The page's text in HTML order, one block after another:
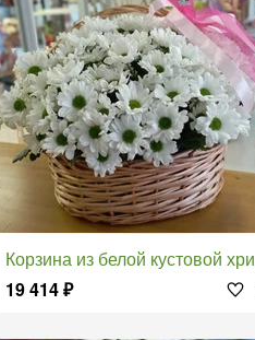
Корзина из белой кустовой хризантемы
19 414₽